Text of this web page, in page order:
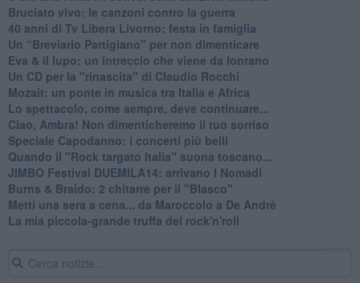
Bruciato vivo: le canzoni contro la guerra
40 anni di Tv Libera Livorno: festa in famiglia
Un “Breviario Partigiano” per non dimenticare
Eva & il lupo: un intreccio che viene da lontano
Un CD per la "rinascita" di Claudio Rocchi
Mozait: un ponte in musica tra Italia e Africa
Lo spettacolo, come sempre, deve continuare...
Ciao, Ambra! Non dimenticheremo il tuo sorriso
Speciale Capodanno: i concerti più belli
Quando il "Rock targato Italia" suona toscano...
JIMBO Festival DUEMILA14: arrivano I Nomadi
Burns & Braido: 2 chitarre per il "Blasco"
Metti una sera a cena... da Maroccolo a De Andrè
La mia piccola-grande truffa del rock'n'roll